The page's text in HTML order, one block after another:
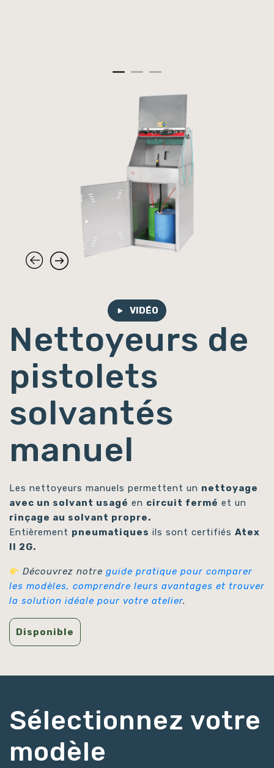
VIDÉO
Nettoyeurs de
pistolets
solvantés
manuel
Les nettoyeurs manuels permettent un nettoyage
avec un solvant usagé en circuit fermé et un
rinçage au solvant propre.
Entièrement pneumatiques ils sont certifiés Atex
II 2G.
Découvrez notre guide pratique pour comparer
les modèles, comprendre leurs avantages et trouver
la solution idéale pour votre atelier.
Disponible
Sélectionnez votre
modèle